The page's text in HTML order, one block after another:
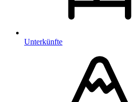
Unterkünfte